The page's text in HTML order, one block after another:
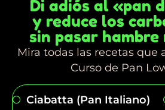
Di adiós al «pan
y reduce los
sin pasar
Mira todas las recetas que
Curso de Pan
Ciabatta (Pan Italiano)